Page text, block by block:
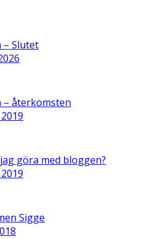
– Slutet
– återkomsten
göra med bloggen?
Sigge